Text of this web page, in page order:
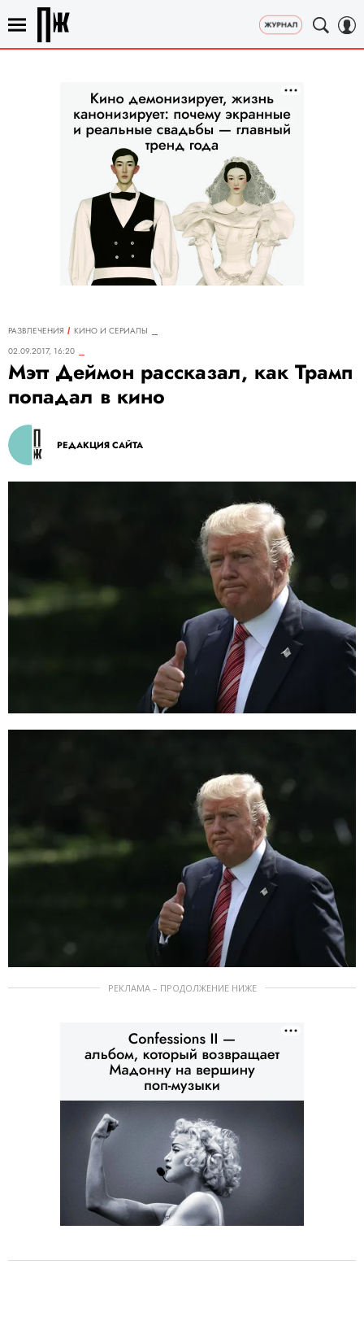
РАЗВЛЕЧЕНИЯ
КИНО И СЕРИАЛЫ
02.09.2017, 16:20
Мэтт Деймон рассказал, как Трамп
попадал в кино
РЕДАКЦИЯ САЙТА
РЕКЛАМА – ПРОДОЛЖЕНИЕ НИЖЕ